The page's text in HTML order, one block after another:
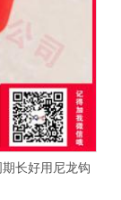
长好用尼龙钩